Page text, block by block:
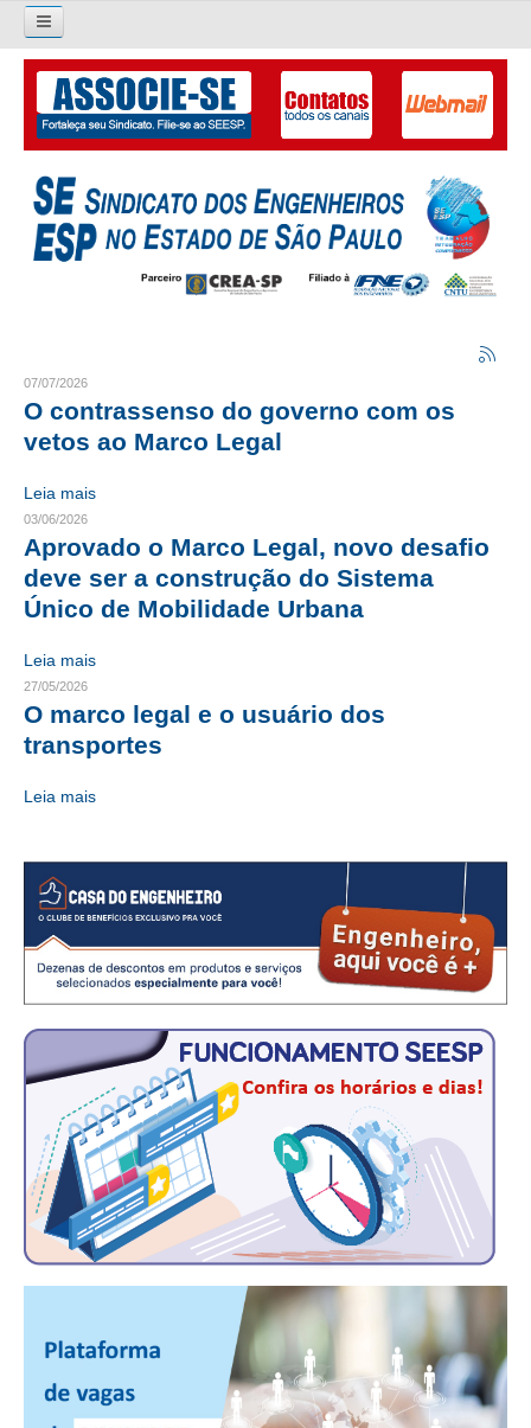
Pesquisar...
O SINDICATO
APRESENTAÇÃO
PALAVRA DO PRESIDENTE
LIVRO GESTÃO 2026-2029
ORGANOGRAMA
CRESCE BRASIL
CONSELHO TECNOLÓGICO
HISTÓRICO E ATUAÇÃO
COMPOSIÇÃO
NÚCLEO DA MULHER ENGENHEIRA
TRANSPARÊNCIA
JURÍDICO
CONSULTORIA
ACORDOS, CONVENÇÕES E DISSÍDIOS
CONTRIBUIÇÕES
CONTRIBUIÇÃO ASSISTENCIAL
CONTRIBUIÇÃO ASSOCIATIVA OU ANUIDADE DE SÓCIO
CONTRIBUIÇÃO SINDICAL URBANA
REVISÃO DE APOSENTADORIA
FGTS EXPURGOS
FGTS CORREÇÃO
07/07/2026
O contrassenso do governo com os
vetos ao Marco Legal
Leia mais
03/06/2026
Aprovado o Marco Legal, novo desafio
deve ser a construção do Sistema
Único de Mobilidade Urbana
Leia mais
27/05/2026
O marco legal e o usuário dos
transportes
Leia mais